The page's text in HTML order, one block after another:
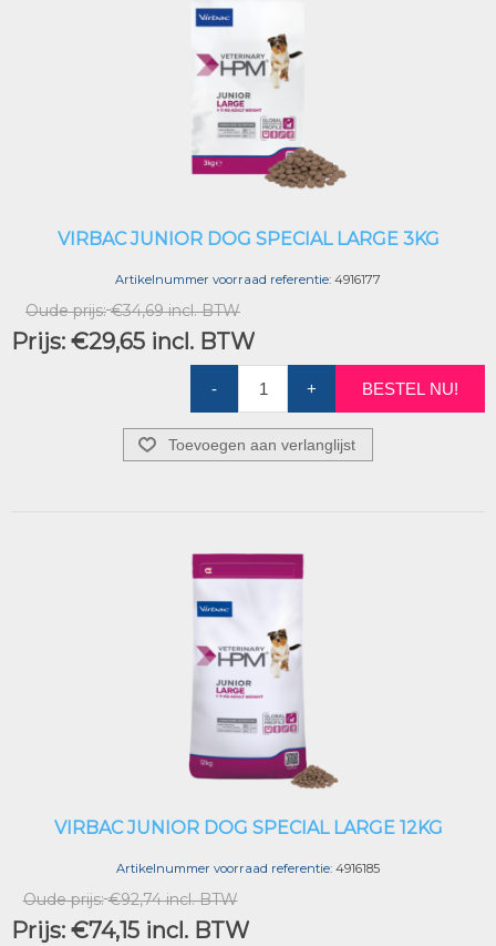
VIRBAC JUNIOR DOG SPECIAL LARGE 3KG
Artikelnummer voorraad referentie: 4916177
Oude prijs: €34,69 incl. BTW
Prijs: €29,65 incl. BTW
- + BESTEL NU!
Toevoegen aan verlanglijst
VIRBAC JUNIOR DOG SPECIAL LARGE 12KG
Artikelnummer voorraad referentie: 4916185
Oude prijs: €92,74 incl. BTW
Prijs: €74,15 incl. BTW